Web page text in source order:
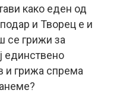
како еден од
и Творец е и
се грижи за
единствено
и грижа спрема